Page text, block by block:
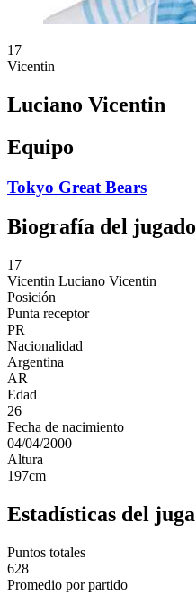
17
Vicentin
Luciano Vicentin
Equipo
Tokyo Great Bears
Biografía del
17
Vicentin Luciano Vicentin
Posición
Punta receptor
PR
Nacionalidad
Argentina
AR
Edad
26
Fecha de nacimiento
04/04/2000
Altura
197cm
Estadísticas del
Puntos totales
628
Promedio por partido